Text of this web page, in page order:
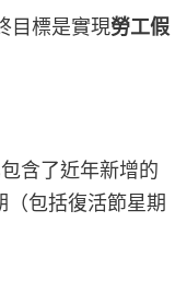
目標是實現勞工假
含了近年新增的
（包括復活節星期